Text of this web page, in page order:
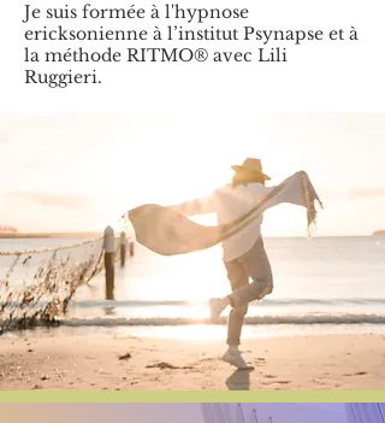
Je suis formée à l'hypnose
ericksonienne à l’institut Psynapse et à
la méthode RITMO® avec Lili
Ruggieri.